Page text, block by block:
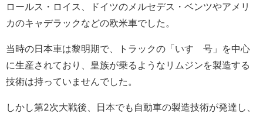
ロールス・ロイス、ドイツのメルセデス・ベンツやアメリ
カのキャデラックなどの欧米車でした。
当時の日本車は黎明期で、トラックの「いすゞ号」を中心
に生産されており、皇族が乗るようなリムジンを製造する
技術は持っていませんでした。
しかし第2次大戦後、日本でも自動車の製造技術が発達し、